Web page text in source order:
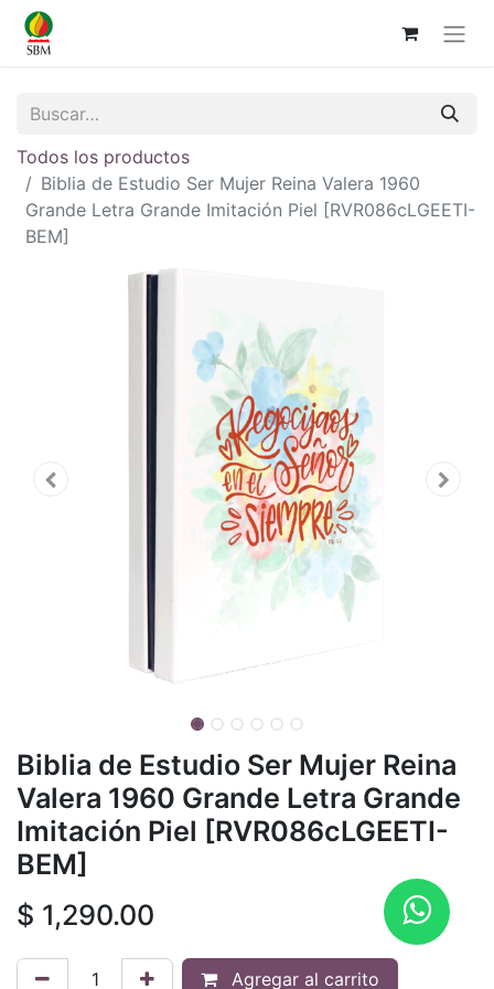
Todos los productos
Biblia de Estudio Ser Mujer Reina Valera 1960
Grande Letra Grande Imitación Piel [RVR086cLGEETI-
BEM]
Biblia de Estudio Ser Mujer Reina
Valera 1960 Grande Letra Grande
Imitación Piel [RVR086cLGEETI-
BEM]
$ 1,290.00
Agregar al carrito